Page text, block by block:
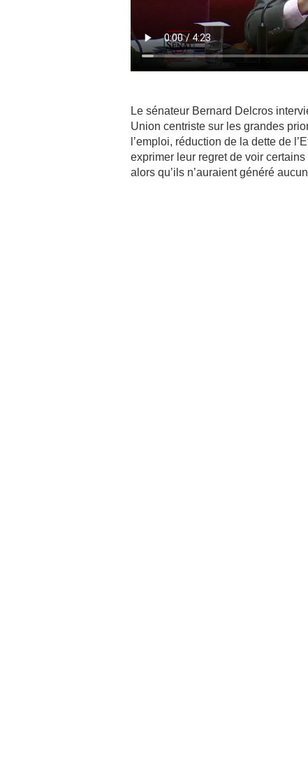
Le sénateur Bernard Delcros
Union centriste sur les grandes
l’emploi, réduction de la dette de
exprimer leur regret de voir
alors qu’ils n’auraient généré